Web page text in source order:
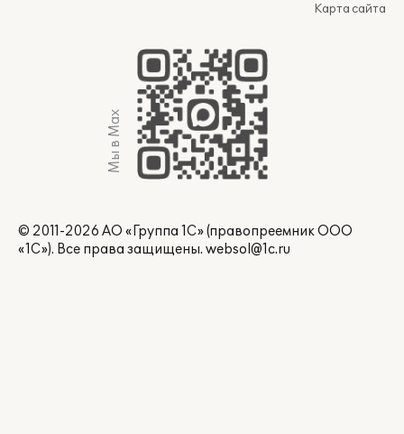
Карта сайта
Мы в Max
© 2011-2026 АО «Группа 1С» (правопреемник ООО
«1С»). Все права защищены. websol@1c.ru